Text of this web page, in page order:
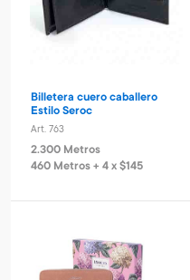
Billetera cuero caballero
Estilo Seroc
Art. 763
2.300 Metros
460 Metros + 4 x $145